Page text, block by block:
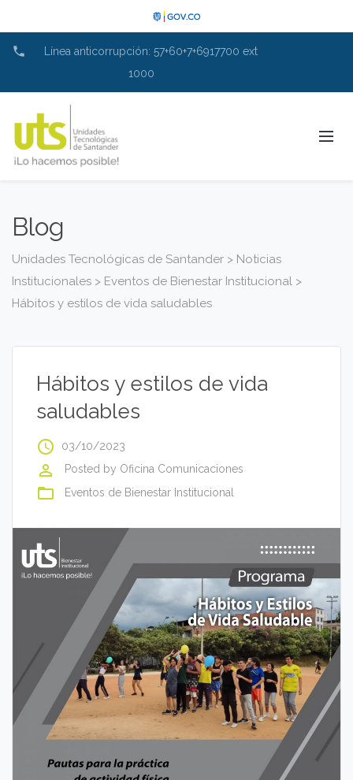
phone
Línea anticorrupción: 57+60+7+6917700 ext
1000
Blog
Unidades Tecnológicas de Santander > Noticias
Institucionales > Eventos de Bienestar Institucional >
Hábitos y estilos de vida saludables
Hábitos y estilos de vida
saludables
access_time 03/10/2023
perm_identity Posted by Oficina Comunicaciones
folder_open Eventos de Bienestar Institucional